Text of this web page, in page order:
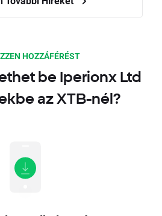
HOZZÁFÉRÉST
be Iperionx Ltd
az XTB-nél?